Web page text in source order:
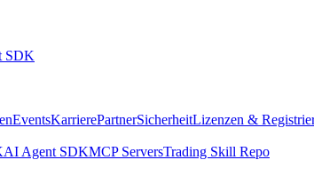
SDK
EventsKarrierePartnerSicherheitLizenzen &
AI Agent SDKMCP ServersTrading Skill Repo